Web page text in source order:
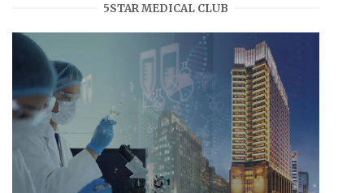
5STAR MEDICAL CLUB